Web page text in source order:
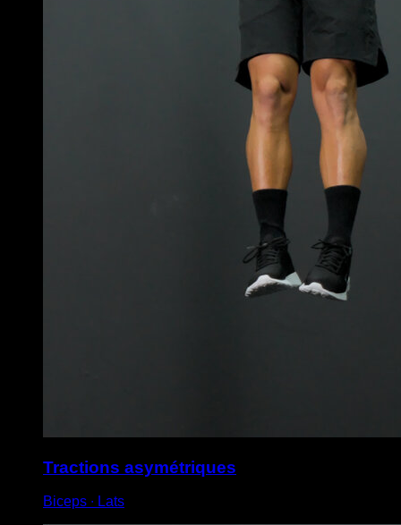
Tractions asymétriques
Biceps ∙ Lats